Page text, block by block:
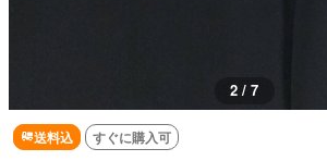
3 / 7
送料込 すぐに購入可